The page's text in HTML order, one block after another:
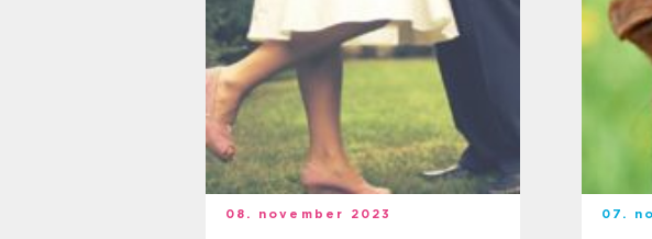
08. november 2023 07.